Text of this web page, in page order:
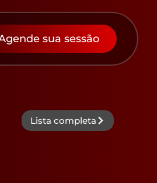
sua sessão
Lista completa